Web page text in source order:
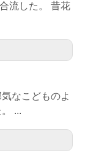
流した。 昔花
なこどものよ
...